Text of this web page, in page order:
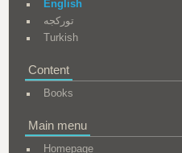
English
تورکجه
Turkish
Content
Books
Main menu
Homepage